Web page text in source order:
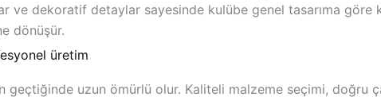
ve dekoratif detaylar sayesinde kulübe genel tasarıma
dönüşür.
üretim
geçtiğinde uzun ömürlü olur. Kaliteli malzeme seçimi, doğru